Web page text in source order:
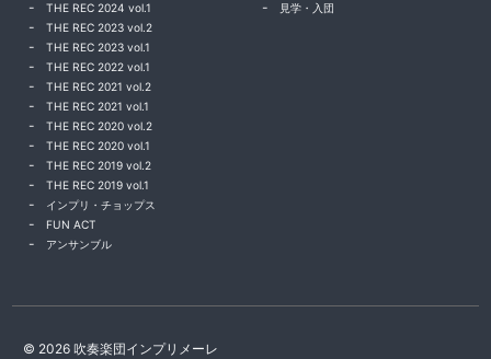
THE REC 2024 vol.1
THE REC 2023 vol.2
THE REC 2023 vol.1
THE REC 2022 vol.1
THE REC 2021 vol.2
THE REC 2021 vol.1
THE REC 2020 vol.2
THE REC 2020 vol.1
THE REC 2019 vol.2
THE REC 2019 vol.1
インプリ・チョップス
FUN ACT
アンサンブル
見学・入団
© 2026 吹奏楽団インプリメーレ